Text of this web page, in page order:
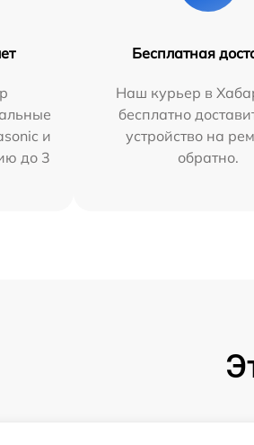
и
до 3
Бесплатная
Наш курьер в
бесплатно
устройство на
обратно.